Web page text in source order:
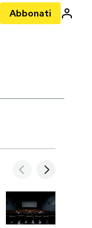
Abbonati